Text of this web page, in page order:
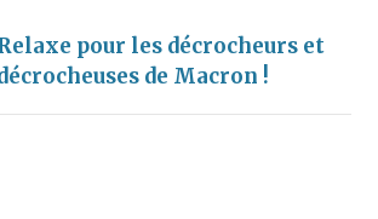
pour les décrocheurs et
de Macron !